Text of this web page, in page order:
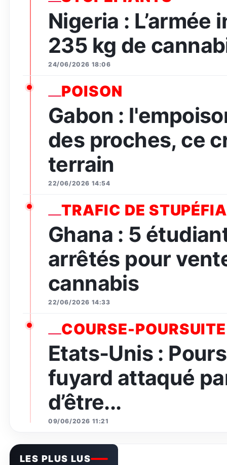
Nigeria :
235 kg de
24/06/2026 18:06
POISON
Gabon :
des proches, ce
terrain
22/06/2026 14:54
TRAFIC DE
Ghana : 5
arrêtés pour
cannabis
22/06/2026 14:33
COURSE-POURSUITE
Etats-Unis :
fuyard attaqué
d’être...
09/06/2026 11:21
LES PLUS LUS